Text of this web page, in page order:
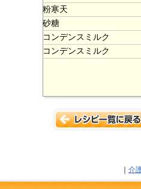
粉寒
砂
コンデンスミ
コンデンスミ
介